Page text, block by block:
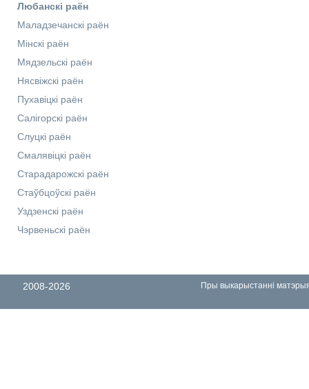
Любанскі раён
Маладзечанскі раён
Мінскі раён
Мядзельскі раён
Нясвіжскі раён
Пухавіцкі раён
Салігорскі раён
Слуцкі раён
Смалявіцкі раён
Старадарожскі раён
Стаўбцоўскі раён
Уздзенскі раён
Чэрвеньскі раён
2008-2026 Пры выкарыстанні